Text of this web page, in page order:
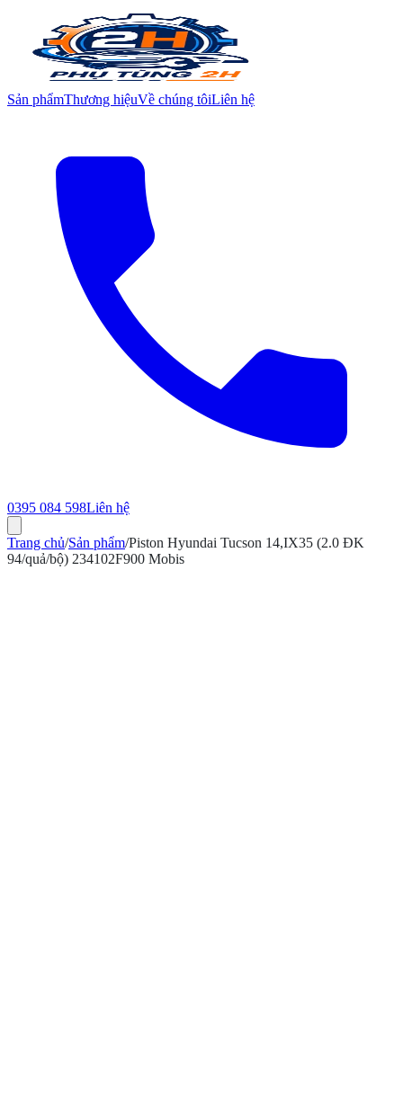
Sản phẩmThương hiệuVề chúng tôiLiên hệ
0395 084 598Liên hệ
Trang chủ/Sản phẩm/Piston Hyundai Tucson 14,IX35 (2.0 ĐK
94/quả/bộ) 234102F900 Mobis